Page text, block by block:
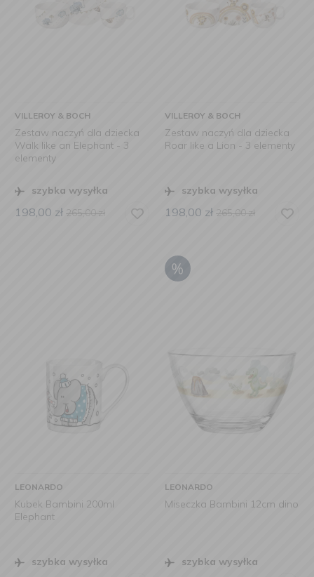
VILLEROY & BOCH
Zestaw naczyń dla dziecka
Walk like an Elephant - 3
elementy
szybka wysyłka
198,00 zł 265,00zł
VILLEROY & BOCH
Zestaw naczyń dla dziecka
Roar like a Lion - 3 elementy
szybka wysyłka
198,00 zł 265,00zł
LEONARDO
Kubek Bambini 200ml
Elephant
szybka wysyłka
LEONARDO
Miseczka Bambini 12cm dino
szybka wysyłka